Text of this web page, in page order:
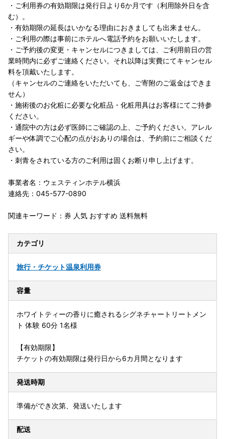
・ご利用券の有効期限は発行日より6か月です（利用除外日を含
む）。
・有効期限の延長はいかなる理由におきましても出来ません。
・ご利用の際は事前にホテルへ電話予約をお願いいたします。
・ご予約後の変更・キャンセルにつきましては、ご利用前日の営
業時間内に必ずご連絡ください。それ以降は実費にてキャンセル
料を頂戴いたします。
（キャンセルのご連絡をいただいても、ご寄附のご返金はできま
せん）
・施術後のお化粧に必要な化粧品・化粧用具はお客様にてご持参
ください。
・通院中の方は必ず医師にご確認の上、ご予約ください。アレル
ギーや体調でご心配の点がおありの場合は、予約前にご相談くだ
さい。
・刺青をされている方のご利用は固くお断り申し上げます。
事業者名：ウェスティンホテル横浜
連絡先：045-577-0890
関連キーワード：券 人気 おすすめ 送料無料
カテゴリ
旅行・チケット温泉利用券
容量
ホワイトティーの香りに癒されるシグネチャートリートメン
ト 体験 60分 1名様
【有効期限】
チケットの有効期限は発行日から6カ月間となります
発送時期
準備ができ次第、発送いたします
配送